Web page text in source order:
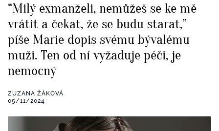
Všechny kategorie
Rozhovory
RETROHUBKY
PSYCHOLOGIE
Všechny kategorie
ZDRAVÍ
Všechny kategorie
ZÁBAVA
Všechny kategorie
“Milý exmanželi, nemůžeš se ke mě
vrátit a čekat, že se budu starat,”
píše Marie dopis svému bývalému
muži. Ten od ní vyžaduje péči, je
nemocný
ZUZANA ŽÁKOVÁ
05/11/2024